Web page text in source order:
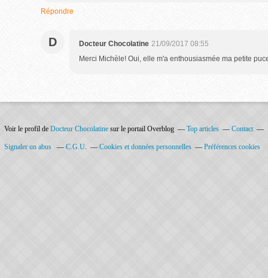
Répondre
D Docteur Chocolatine 21/09/2017 08:55
Merci Michèle! Oui, elle m'a enthousiasmée ma petite
Voir le profil de Docteur Chocolatine sur le portail Overblog Top articles Contact
Signaler un abus C.G.U. Cookies et données personnelles Préférences cookies